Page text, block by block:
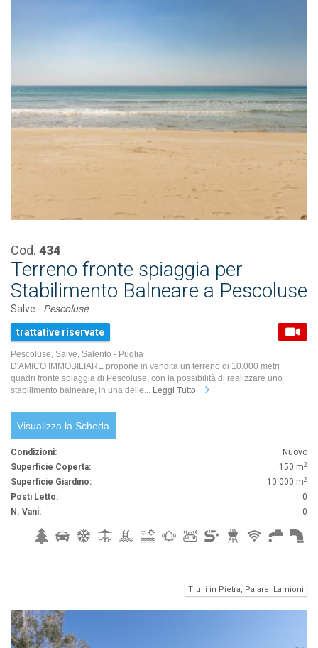
Cod. 434
Terreno fronte spiaggia per
Stabilimento Balneare a Pescoluse
Salve - Pescoluse
trattative riservate
Pescoluse, Salve, Salento - Puglia
D'AMICO IMMOBILIARE propone in vendita un terreno di 10.000 metri
quadri fronte spiaggia di Pescoluse, con la possibilità di realizzare uno
stabilimento balneare, in una delle... Leggi Tutto
Visualizza la Scheda
Condizioni:
Nuovo
Superficie Coperta:
150 m2
Superficie Giardino: 10.000 m2
Posti Letto:
0
N. Vani:
0
Trulli in Pietra, Pajare, Lamioni